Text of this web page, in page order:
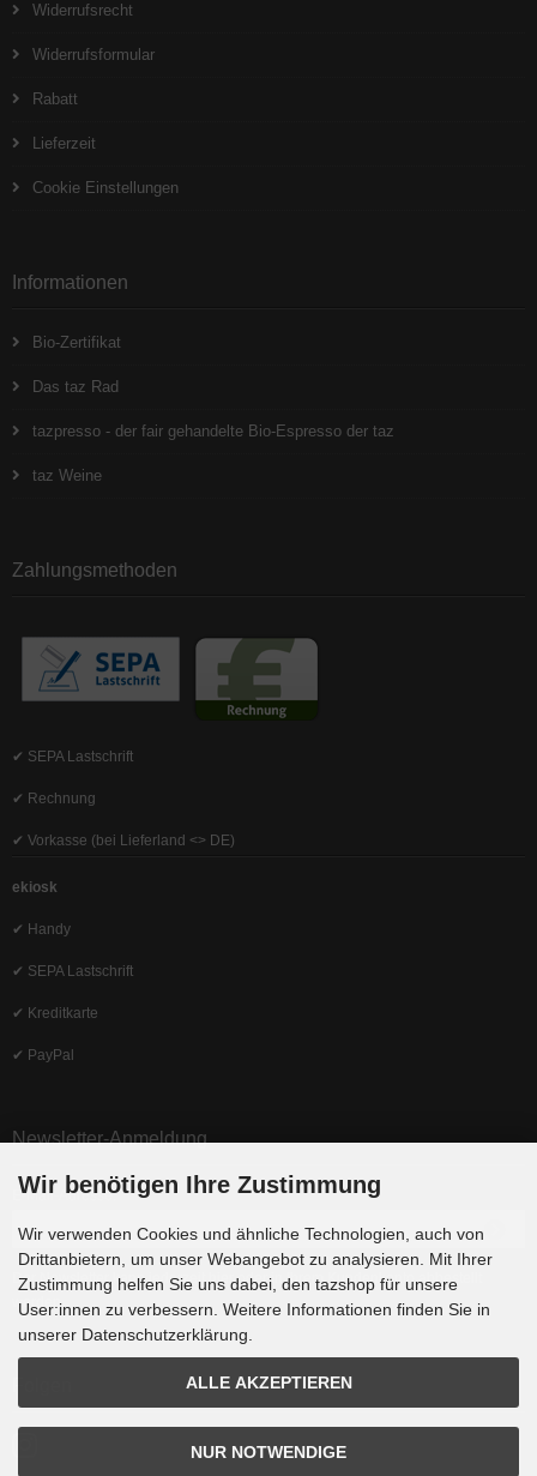
Widerrufsrecht
Widerrufsformular
Rabatt
Lieferzeit
Cookie Einstellungen
Informationen
Bio-Zertifikat
Das taz Rad
tazpresso - der fair gehandelte Bio-Espresso der taz
taz Weine
Zahlungsmethoden
✔ SEPA Lastschrift
✔ Rechnung
✔ Vorkasse (bei Lieferland <> DE)
ekiosk
✔ Handy
✔ SEPA Lastschrift
✔ Kreditkarte
✔ PayPal
Newsletter-Anmeldung
E-Mail-Adresse:
Der Newsletter kann jederzeit hier oder in Ihrem Kundenkonto abbestellt
werden.
Wir benötigen Ihre Zustimmung
Wir verwenden Cookies und ähnliche Technologien, auch von
Drittanbietern, um unser Webangebot zu analysieren. Mit Ihrer
Zustimmung helfen Sie uns dabei, den tazshop für unsere
User:innen zu verbessern. Weitere Informationen finden Sie in
unserer Datenschutzerklärung.
ALLE AKZEPTIEREN
NUR NOTWENDIGE